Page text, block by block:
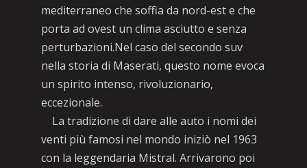
mediterraneo che soffia da nord-est e che
porta ad ovest un clima asciutto e senza
perturbazioni.Nel caso del secondo suv
nella storia di Maserati, questo nome evoca
un spirito intenso, rivoluzionario,
eccezionale.
La tradizione di dare alle auto i nomi dei
venti più famosi nel mondo iniziò nel 1963
con la leggendaria Mistral. Arrivarono poi